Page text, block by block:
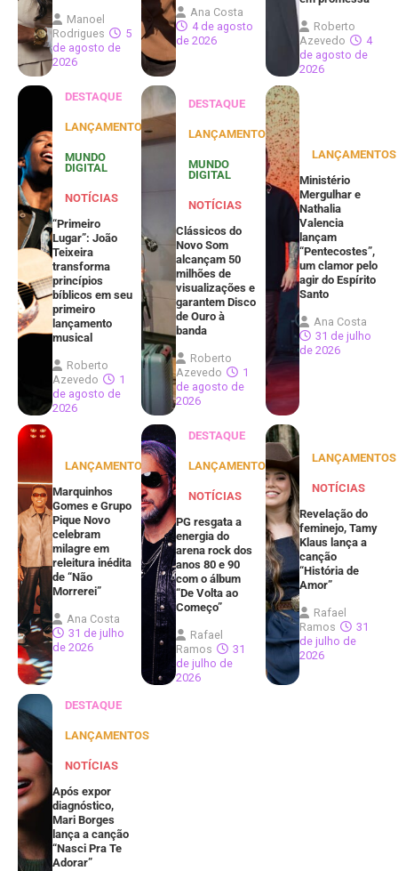
Manoel
Rodrigues
5
de agosto de
2026
Ana Costa
4 de agosto
de 2026
Roberto
Azevedo
4
de agosto de
2026
DESTAQUE
LANÇAMENTOS
MUNDO
DIGITAL
NOTÍCIAS
“Primeiro
Lugar”: João
Teixeira
transforma
princípios
bíblicos em seu
primeiro
lançamento
musical
Roberto
Azevedo
1
de agosto de
2026
DESTAQUE
LANÇAMENTOS
MUNDO
DIGITAL
NOTÍCIAS
Clássicos do
Novo Som
alcançam 50
milhões de
visualizações e
garantem Disco
de Ouro à
banda
Roberto
Azevedo
1
de agosto de
2026
LANÇAMENTOS
Ministério
Mergulhar e
Nathalia
Valencia
lançam
“Pentecostes”,
um clamor pelo
agir do Espírito
Santo
Ana Costa
31 de julho
de 2026
LANÇAMENTOS
Marquinhos
Gomes e Grupo
Pique Novo
celebram
milagre em
releitura inédita
de “Não
Morrerei”
Ana Costa
31 de julho
de 2026
DESTAQUE
LANÇAMENTOS
NOTÍCIAS
PG resgata a
energia do
arena rock dos
anos 80 e 90
com o álbum
“De Volta ao
Começo”
Rafael
Ramos
31
de julho de
2026
LANÇAMENTOS
NOTÍCIAS
Revelação do
feminejo, Tamy
Klaus lança a
canção
“História de
Amor”
Rafael
Ramos
31
de julho de
2026
DESTAQUE
LANÇAMENTOS
NOTÍCIAS
Após expor
diagnóstico,
Mari Borges
lança a canção
“Nasci Pra Te
Adorar”